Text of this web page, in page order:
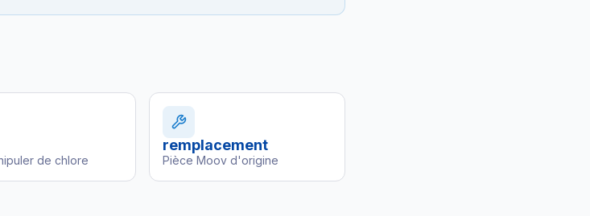
de chlore
remplacement
Pièce Moov d'origine